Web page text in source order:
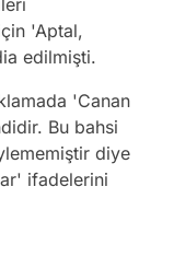
'Aptal,
edilmişti.
'Canan
Bu bahsi
diye
ifadelerini